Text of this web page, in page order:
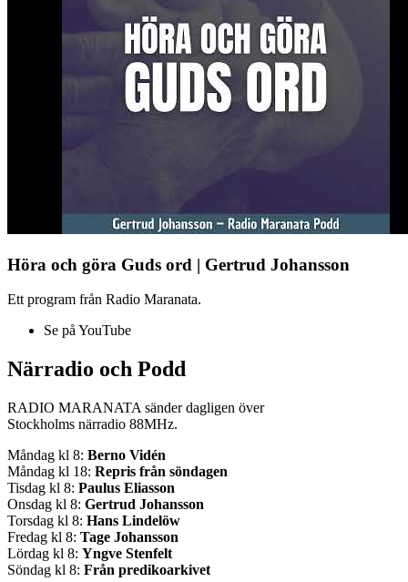
Höra och göra Guds ord | Gertrud Johansson
Ett program från Radio Maranata.
Se på YouTube
Närradio och Podd
RADIO MARANATA sänder dagligen över
Stockholms närradio 88MHz.
Måndag kl 8: Berno Vidén
Måndag kl 18: Repris från söndagen
Tisdag kl 8: Paulus Eliasson
Onsdag kl 8: Gertrud Johansson
Torsdag kl 8: Hans Lindelöw
Fredag kl 8: Tage Johansson
Lördag kl 8: Yngve Stenfelt
Söndag kl 8: Från predikoarkivet